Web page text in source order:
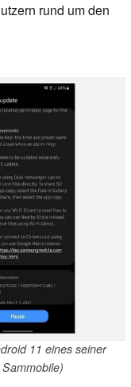
rund um den
11 eines seiner